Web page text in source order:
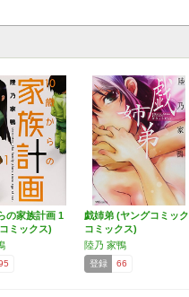
の家族計画 1
ミックス)
戯姉弟 (ヤングコミック
コミックス)
陸乃 家鴨
登録 66